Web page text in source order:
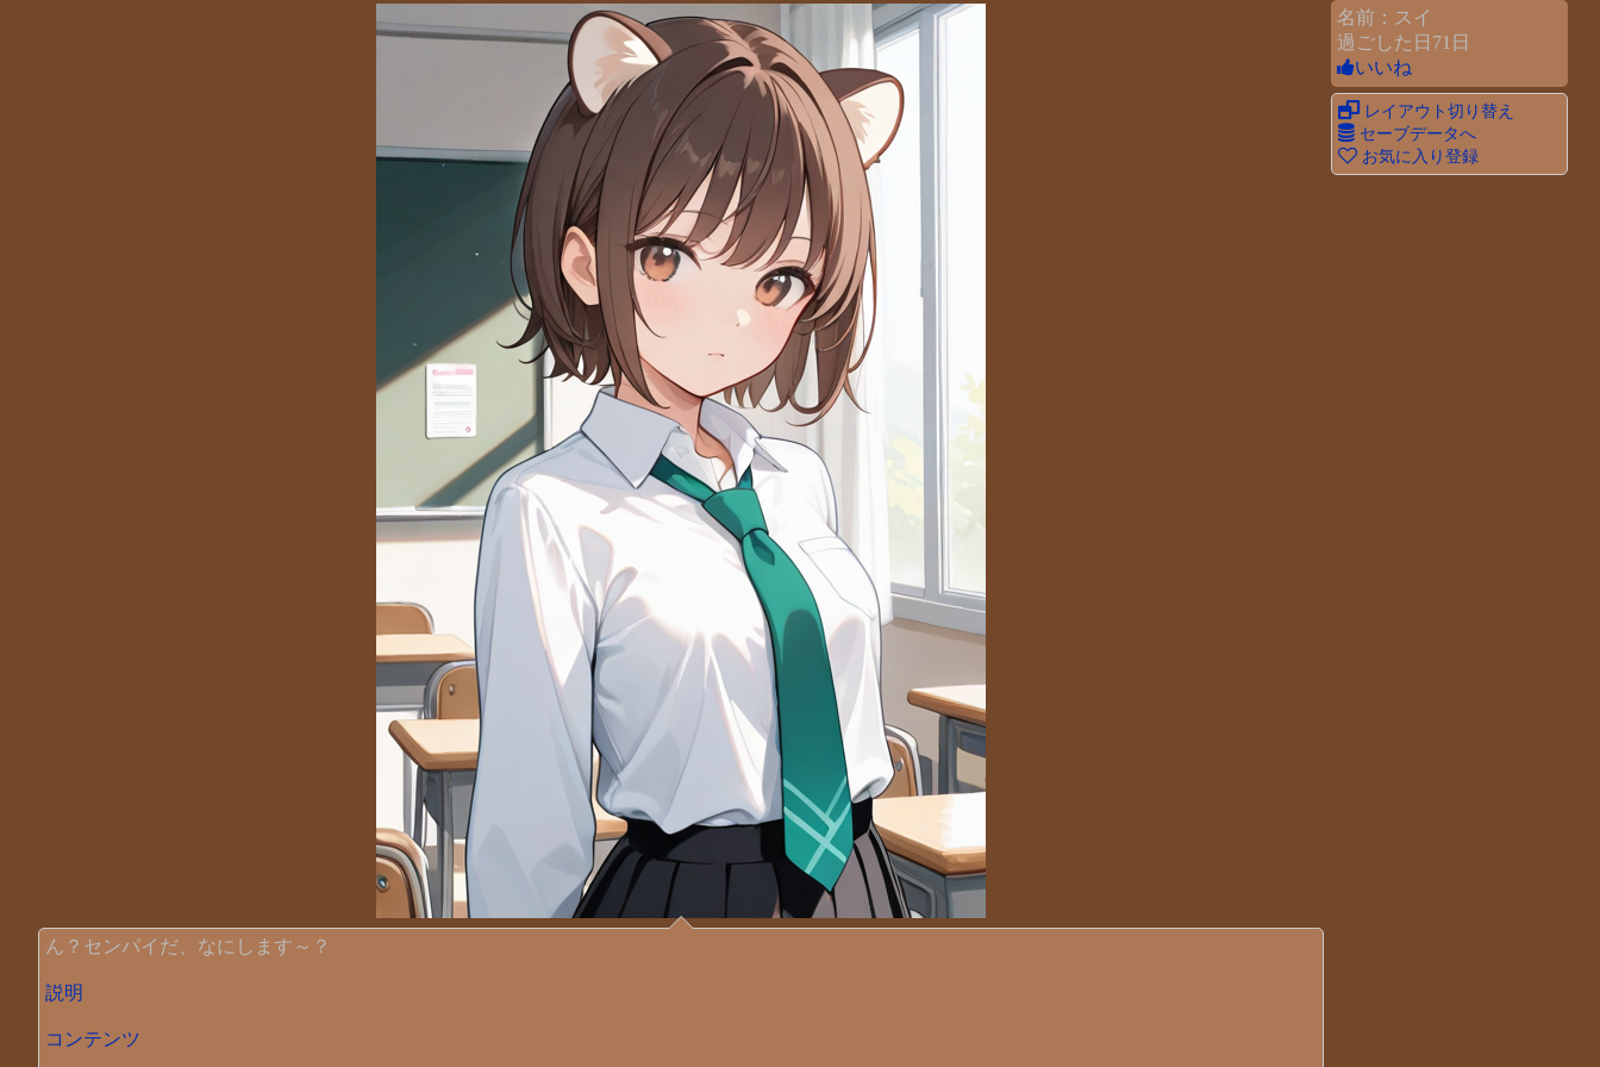
名前：スイ
過ごした日71日
いいね
レイアウト切り替え
セーブデータへ
お気に入り登録
ん？センパイだ、なにします～？
説明
コンテンツ